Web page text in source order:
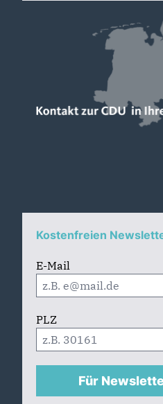
Kostenfreien
E-Mail
PLZ
Für